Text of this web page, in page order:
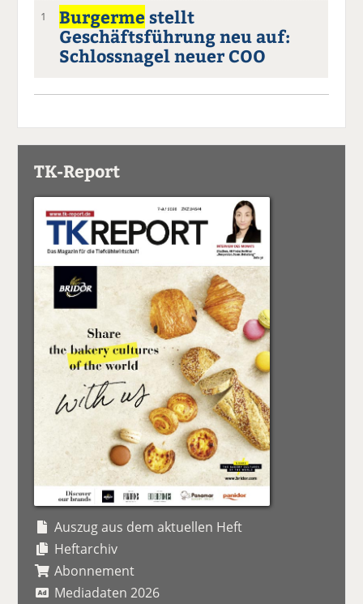
1 Burgermestellt
Geschäftsführung neu auf:
Schlossnagel neuer COO
TK-Report
Auszug aus dem aktuellen Heft
Heftarchiv
Abonnement
Mediadaten 2026